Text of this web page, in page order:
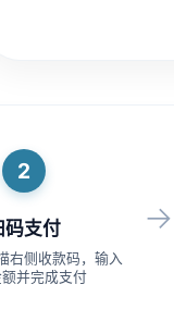
2
码支付
右侧收款码，输入
并完成支付
→